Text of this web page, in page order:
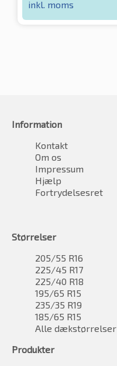
inkl. moms
Information
Kontakt
Om os
Impressum
Hjælp
Fortrydelsesret
Størrelser
205/55 R16
225/45 R17
225/40 R18
195/65 R15
235/35 R19
185/65 R15
Alle dækstørrelser
Produkter